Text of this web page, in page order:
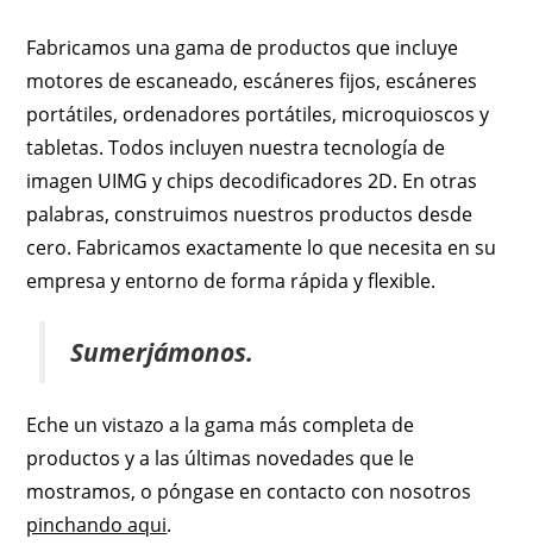
Fabricamos una gama de productos que incluye
motores de escaneado, escáneres fijos, escáneres
portátiles, ordenadores portátiles, microquioscos y
tabletas. Todos incluyen nuestra tecnología de
imagen UIMG y chips decodificadores 2D. En otras
palabras, construimos nuestros productos desde
cero. Fabricamos exactamente lo que necesita en su
empresa y entorno de forma rápida y flexible.
Sumerjámonos.
Eche un vistazo a la gama más completa de
productos y a las últimas novedades que le
mostramos, o póngase en contacto con nosotros
pinchando aqui.